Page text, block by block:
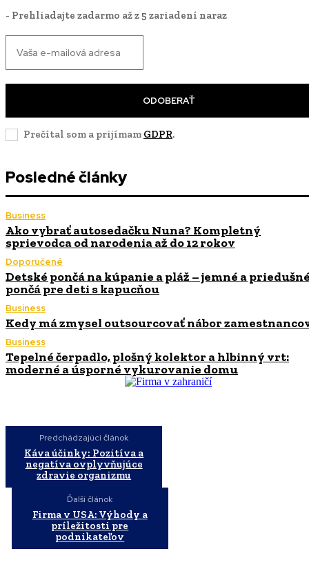
- Prehliadajte zadarmo až z 5 zariadení naraz
ODOBERAŤ
Prečítal som a prijímam GDPR.
Posledné články
Business
Ako vybrať autosedačku Nuna? Kompletný
sprievodca od narodenia až do 12 rokov
Doporučené
Detské pončá na kúpanie a pláž – jemné a
pončá pre deti s kapucňou
Business
Kedy má zmysel outsourcovať nábor
Business
Tepelné čerpadlo, plošný kolektor a hlbinný vrt:
moderné a úsporné vykurovanie domu
Predchádzajúci článok
Káva účinky: Pozitíva a
negatíva ovplyvňujúce
zdravie organizmu
Ďalší článok
Firma v USA: Výhody a
príležitosti pre
podnikateľov